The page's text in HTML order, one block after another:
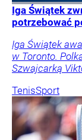
Iga Świątek
potrzebować
Iga Świątek
w Toronto.
Szwajcarką
TenisSport